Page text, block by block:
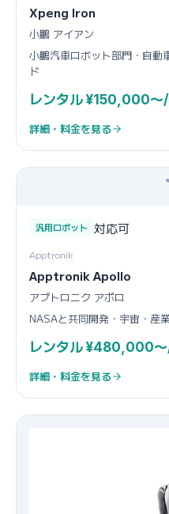
Xpeng Iron
小鵬 アイアン
小鵬汽車ロボット部門・自動
ド
レンタル ¥150,000〜/
詳細・料金を見る
汎用ロボット 対応可
Apptronik
Apptronik Apollo
アプトロニク アポロ
NASAと共同開発・宇宙・産
レンタル ¥480,000〜
詳細・料金を見る